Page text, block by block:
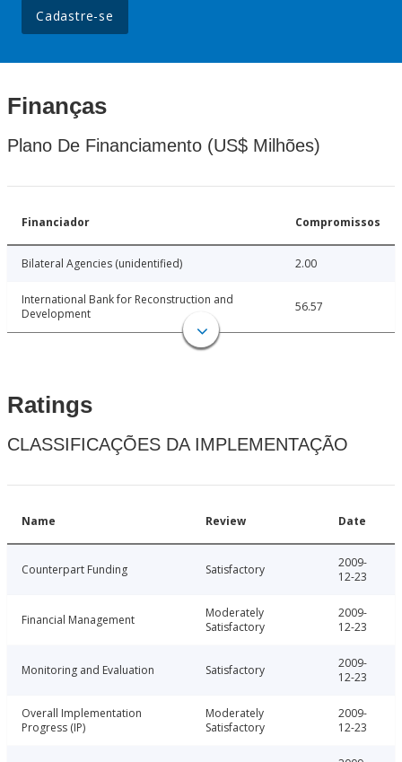
Cadastre-se
Finanças
Plano De Financiamento (US$ Milhões)
Financiador Compromissos
Bilateral Agencies (unidentified) 2.00
International Bank for Reconstruction and
Development
56.57
Ratings
CLASSIFICAÇÕES DA IMPLEMENTAÇÃO
Name Review Date
Counterpart Funding Satisfactory
2009-
12-23
Financial Management
Moderately
Satisfactory
2009-
12-23
Monitoring and Evaluation Satisfactory
2009-
12-23
Overall Implementation
Progress (IP)
Moderately
Satisfactory
2009-
12-23